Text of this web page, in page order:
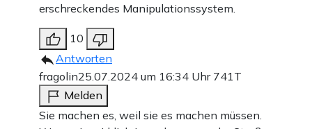
erschreckendes Manipulationssystem.
10
Antworten
fragolin25.07.2024 um 16:34 Uhr 741T
Melden
Sie machen es, weil sie es machen müssen.